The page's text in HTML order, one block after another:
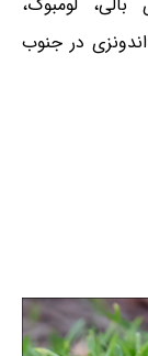
اندونزی در جنوب